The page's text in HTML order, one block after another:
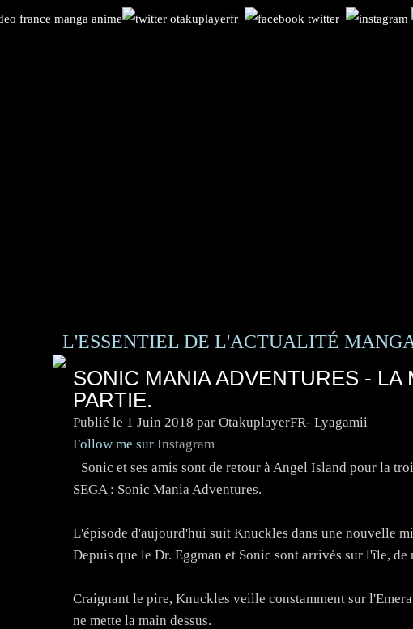
L'ESSENTIEL DE L'ACTUALITÉ
SONIC MANIA ADVENTURES - LA
PARTIE.
Publié le 1 Juin 2018 par OtakuplayerFR- Lyagamii
Follow me sur Instagram
Sonic et ses amis sont de retour à Angel Island pour la
SEGA : Sonic Mania Adventures.
L'épisode d'aujourd'hui suit Knuckles dans une nouvelle
Depuis que le Dr. Eggman et Sonic sont arrivés sur l'île,
Craignant le pire, Knuckles veille constamment sur
ne mette la main dessus.